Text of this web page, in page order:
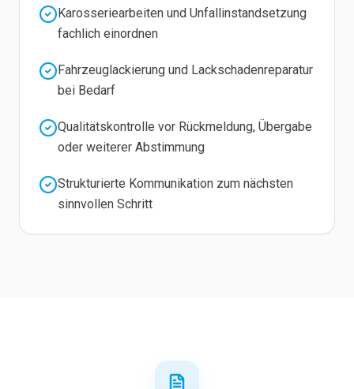
Karosseriearbeiten und Unfallinstandsetzung
fachlich einordnen
Fahrzeuglackierung und Lackschadenreparatur
bei Bedarf
Qualitätskontrolle vor Rückmeldung, Übergabe
oder weiterer Abstimmung
Strukturierte Kommunikation zum nächsten
sinnvollen Schritt